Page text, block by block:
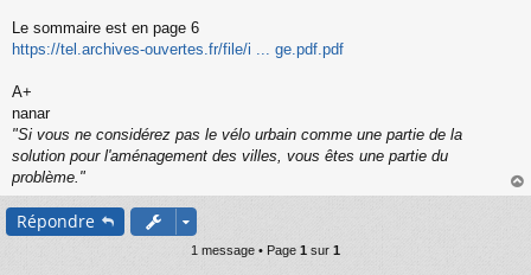
s
g
n
o
n
u
Le sommaire est en page 6
https://tel.archives-ouvertes.fr/file/i ... ge.pdf.pdf
A+
nanar
"Si vous ne considérez pas le vélo urbain comme une partie de la
solution pour l'aménagement des villes, vous êtes une partie du
problème."
au
Répondre
1 message • Page 1 sur 1